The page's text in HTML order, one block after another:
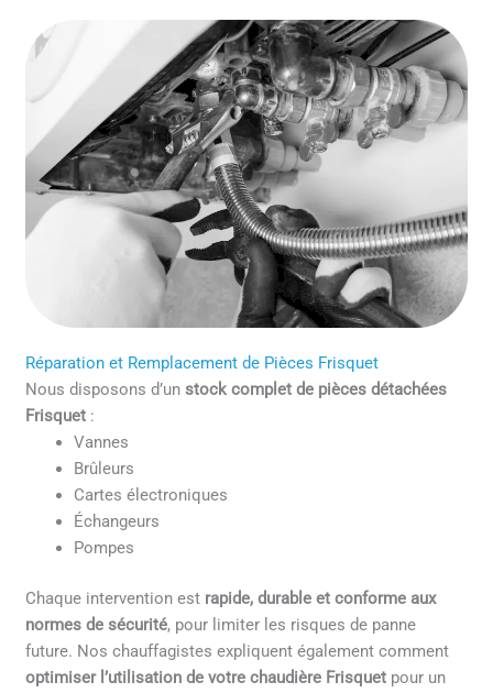
Réparation et Remplacement de Pièces Frisquet
Nous disposons d’unstock complet de pièces détachées
Frisquet :
Vannes
Brûleurs
Cartes électroniques
Échangeurs
Pompes
Chaque intervention est rapide, durable et conforme aux
normes de sécurité, pour limiter les risques de panne
future. Nos chauffagistes expliquent également comment
optimiser l’utilisation de votre chaudière Frisquet pour un